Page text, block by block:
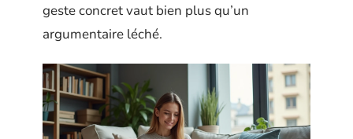
geste concret vaut bien plus qu’un
argumentaire léché.